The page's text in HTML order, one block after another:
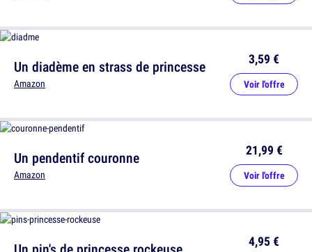
Un pendentif couronne
Amazon
21,99 €
Voir l'offre
Un diadème en strass de princesse
Amazon
3,59 €
Voir l'offre
4,95 €